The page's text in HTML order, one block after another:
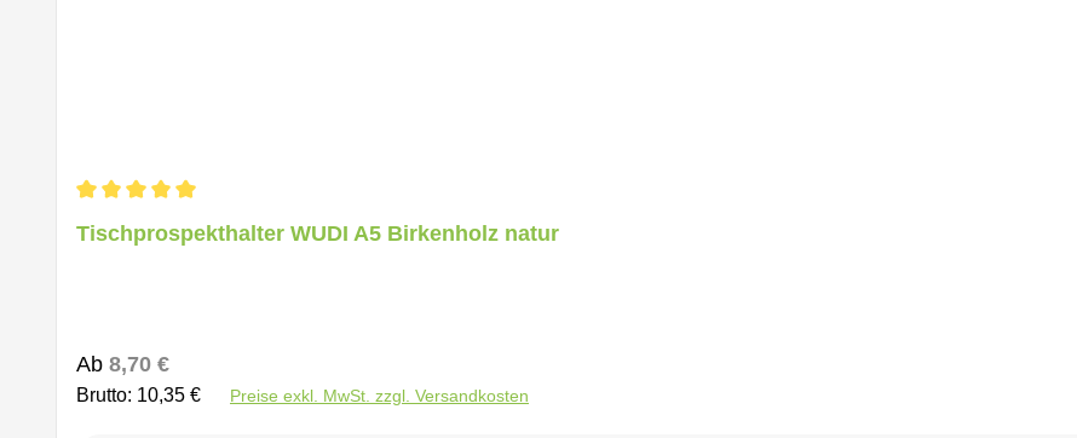
Tischprospekthalter WUDI A5 Birkenholz natur
Regulärer Preis:
Ab 8,70 €
Brutto: 10,35 € Preise exkl. MwSt. zzgl. Versandkosten